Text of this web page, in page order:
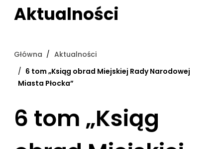
Aktualności
Główna
Aktualności
6 tom „Ksiąg obrad Miejskiej Rady Narodowej
Miasta Płocka”
6 tom „Ksiąg